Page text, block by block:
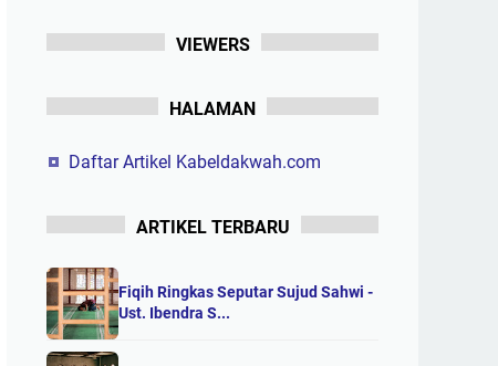
VIEWERS
HALAMAN
Daftar Artikel Kabeldakwah.com
ARTIKEL TERBARU
Fiqih Ringkas Seputar Sujud Sahwi -
Ust. Ibendra S...